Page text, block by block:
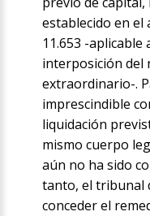
establecido en el
11.653 -aplicable
interposición del
extraordinario-.
imprescindible
liquidación
mismo cuerpo
aún no ha sido
tanto, el tribunal
conceder el